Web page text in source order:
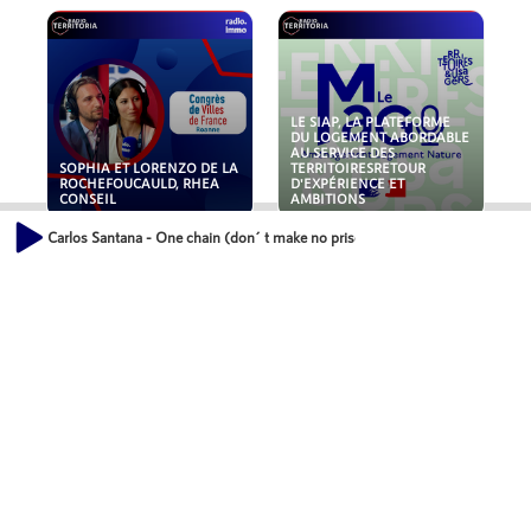
SOPHIA ET LORENZO DE LA
ROCHEFOUCAULD, RHEA
CONSEIL
LE SIAP, LA PLATEFORME
DU LOGEMENT ABORDABLE
AU SERVICE DES
TERRITOIRESRETOUR
D'EXPÉRIENCE ET
AMBITIONS
Carlos Santana - One chain (don´t make no priso